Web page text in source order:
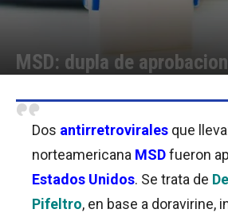
MSD: dupla de
Dos antirretrovirales que
norteamericana MSDfueron
Estados Unidos. Se trata de
Pifeltro, en base a doravirine,